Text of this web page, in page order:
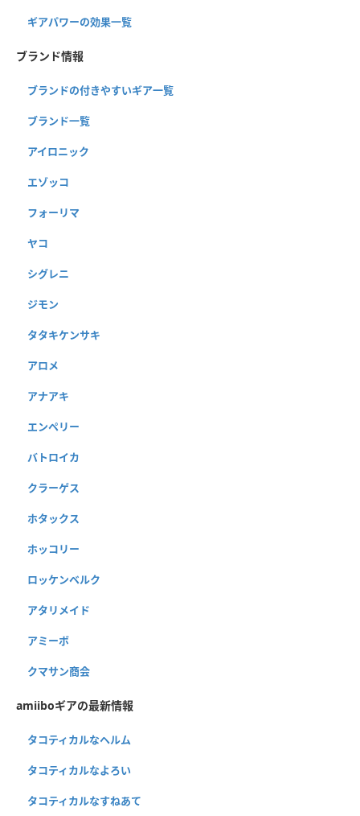
ギアパワーの効果一覧
ブランド情報
ブランドの付きやすいギア一覧
ブランド一覧
アイロニック
エゾッコ
フォーリマ
ヤコ
シグレニ
ジモン
タタキケンサキ
アロメ
アナアキ
エンペリー
バトロイカ
クラーゲス
ホタックス
ホッコリー
ロッケンベルク
アタリメイド
アミーボ
クマサン商会
amiiboギアの最新情報
タコティカルなヘルム
タコティカルなよろい
タコティカルなすねあて